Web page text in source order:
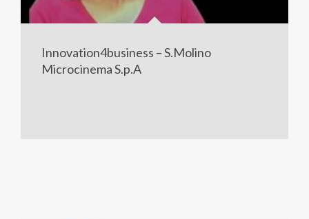
Innovation4business – S.Molino
Microcinema S.p.A